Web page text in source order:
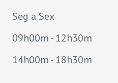
Seg a Sex
09h00m - 12h30m
14h00m - 18h30m